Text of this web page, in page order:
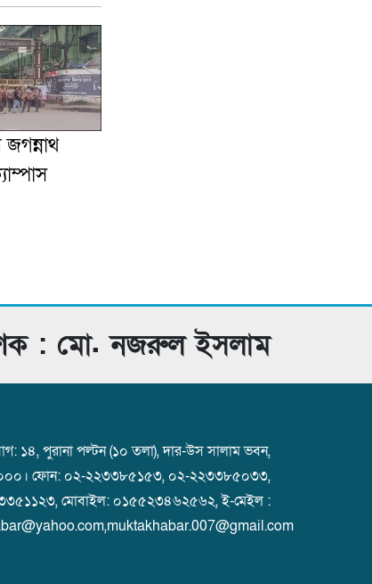
জগন্নাথ
: মো. নজরুল ইসলাম
১৪, পুরানা পল্টন (১০ তলা), দার-উস সালাম ভবন,
ফোন: ০২-২২৩৩৮৫১৫৩, ০২-২২৩৩৮৫০৩৩,
মোবাইল: ০১৫৫২৩৪৬২৫৬২, ই-মেইল :